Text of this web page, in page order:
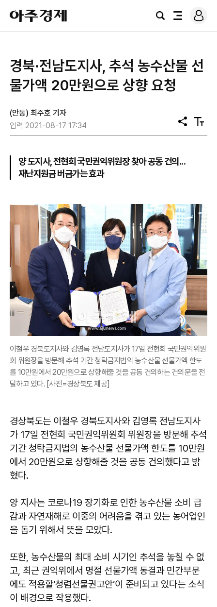
아
주
경
검
전
로
그
경북·전남도지사, 추석 농수산물 선
물가액 20만원으로 상향 요청
(안동) 최주호 기자
입력 2021-08-17 17:34
공
유
텍
스
양 도지사, 전현희 국민권익위원장 찾아 공동 건의...
재난지원금 버금가는 효과
이철우 경북도지사와 김영록 전남도지사가 17일 전현희 국민권익위원
회 위원장을 방문해 추석 기간 청탁금지법의 농수산물 선물가액 한도
를 10만원에서 20만원으로 상향해줄 것을 공동 건의하는 건의문을 전
달하고 있다. [사진=경상북도 제공]
경상북도는 이철우 경북도지사와 김영록 전남도지사
가 17일 전현희 국민권익위원회 위원장을 방문해 추석
기간 청탁금지법의 농수산물 선물가액 한도를 10만원
에서 20만원으로 상향해줄 것을 공동 건의했다고 밝
혔다.
양 지사는 코로나19 장기화로 인한 농수산물 소비 급
감과 자연재해로 이중의 어려움을 겪고 있는 농어업인
을 돕기 위해서 뜻을 모았다.
또한, 농수산물의 최대 소비 시기인 추석을 놓칠 수 없
고, 최근 권익위에서 명절 선물가액 동결과 민간부문
에도 적용할‘청렴선물권고안’이 준비되고 있다는 소식
이 배경으로 작용했다.